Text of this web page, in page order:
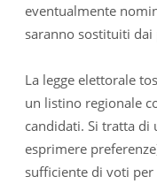
eventualmente
saranno sostituiti
La legge elettorale
un listino regionale
candidati. Si tratta di
esprimere
sufficiente di voti